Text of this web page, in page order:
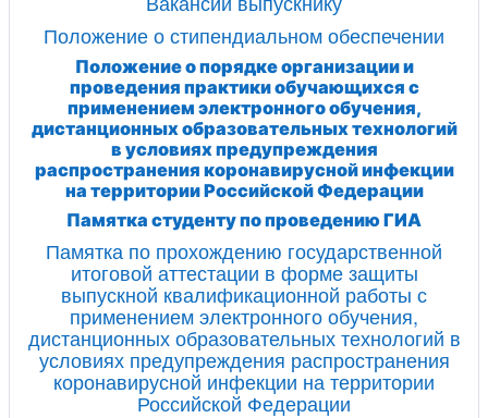
Положение о стипендиальном обеспечении
Положение о порядке организации и
проведения практики обучающихся с
применением электронного обучения,
дистанционных образовательных технологий
в условиях предупреждения
распространения коронавирусной инфекции
на территории Российской Федерации
Памятка студенту по проведению ГИА
Памятка по прохождению государственной
итоговой аттестации в форме защиты
выпускной квалификационной работы с
применением электронного обучения,
дистанционных образовательных технологий в
условиях предупреждения распространения
коронавирусной инфекции на территории
Российской Федерации